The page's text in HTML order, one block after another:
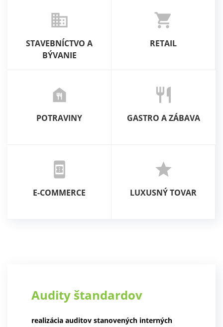
business
STAVEBNÍCTVO A
BÝVANIE
shopping_cart
RETAIL
food_bank
POTRAVINY
restaurant
GASTRO A ZÁBAVA
book_online
E-COMMERCE
star
LUXUSNÝ TOVAR
Audity štandardov
realizácia auditov stanovených interných